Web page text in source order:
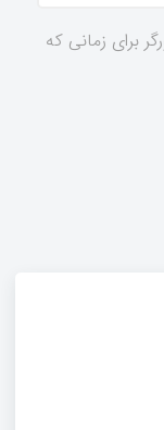
برای زمانی که